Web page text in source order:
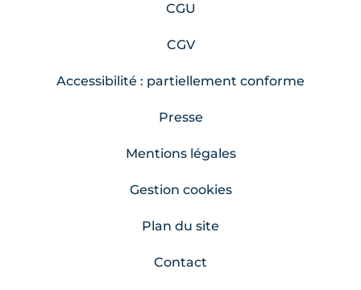
CGU
CGV
Accessibilité : partiellement conforme
Presse
Mentions légales
Gestion cookies
Plan du site
Contact